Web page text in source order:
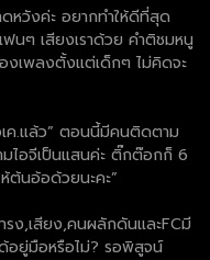
หวังค่ะ อยากทำให้ดีที่สุด
นๆ เสียงเราด้วย คำติชมหนู
งเพลงตั้งแต่เด็กๆ ไม่คิดจะ
ค.แล้ว” ตอนนี้มีคนติดตาม
มไอจีเป็นแสนค่ะ ติ๊กต๊อกก็ 6
ต้นอ้อด้วยนะคะ”
ง,เสียง,คนผลักดันและFCมี
ด้อยู่มือหรือไม่? รอพิสูจน์